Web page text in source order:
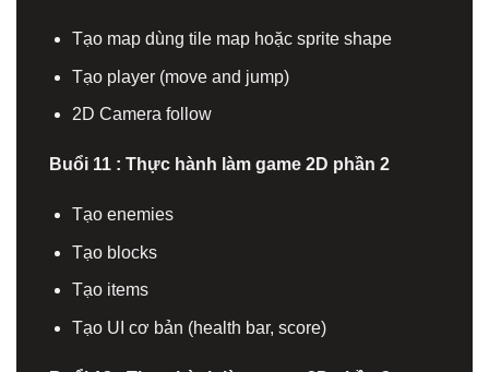
Tạo map dùng tile map hoặc sprite shape
Tạo player (move and jump)
2D Camera follow
Buổi 11 : Thực hành làm game 2D phần 2
Tạo enemies
Tạo blocks
Tạo items
Tạo UI cơ bản (health bar, score)